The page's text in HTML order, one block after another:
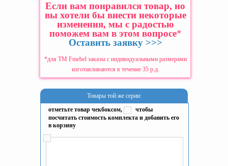
Если вам понравился товар, но
вы хотели бы внести некоторые
изменения, мы с радостью
поможем вам в этом вопросе*
Оставить заявку >>>
*для ТМ Fmebel заказы с индивидуальными размерами
изготавливаются в течение 35 р.д.
Товары той же серии:
отметьте товар чекбоксом,
чтобы
посчитать стоимость комплекта и добавить его
в корзину